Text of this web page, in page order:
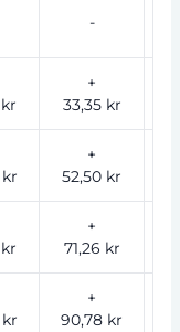
-
+
33,35 kr
+
52,50 kr
+
71,26 kr
kr
+
90,78 kr